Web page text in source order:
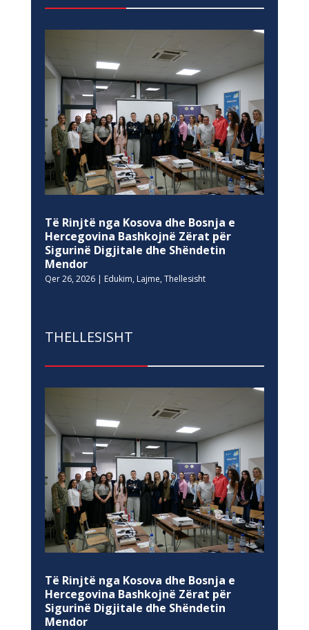
Të Rinjtë nga Kosova dhe Bosnja e
Hercegovina Bashkojnë Zërat për
Sigurinë Digjitale dhe Shëndetin
Mendor
Qer 26, 2026| Edukim, Lajme, Thellesisht
THELLESISHT
Të Rinjtë nga Kosova dhe Bosnja e
Hercegovina Bashkojnë Zërat për
Sigurinë Digjitale dhe Shëndetin
Mendor